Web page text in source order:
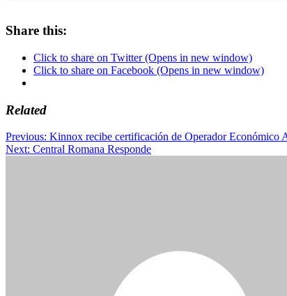
Share this:
Click to share on Twitter (Opens in new window)
Click to share on Facebook (Opens in new window)
Related
Post
navigation
Previous: Kinnox recibe certificación de Operador Económico
Next: Central Romana Responde